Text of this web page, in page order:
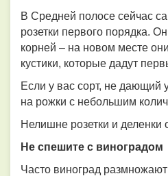
В Средней полосе сейчас
розетки первого порядка.
корней – на новом месте
кустики, которые дадут
Если у вас сорт, не дающий
на рожки с небольшим
Нелишне розетки и деленки
Не спешите с виноградом
Часто виноград